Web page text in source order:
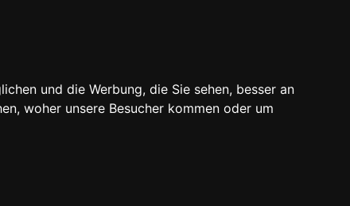
und die Werbung, die Sie sehen, besser an
woher unsere Besucher kommen oder um